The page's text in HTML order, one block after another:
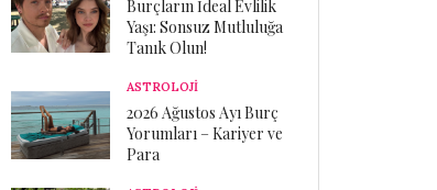
Burçların İdeal Evlilik
Yaşı: Sonsuz Mutluluğa
Tanık Olun!
ASTROLOJİ
2026 Ağustos Ayı Burç
Yorumları – Kariyer ve
Para